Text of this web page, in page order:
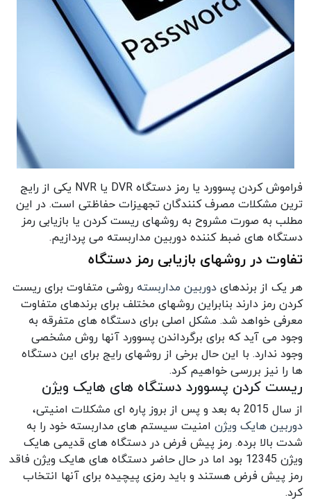
فراموش کردن پسوورد یا رمز دستگاه DVR یا NVR یکی از رایج
ترین مشکلات مصرف کنندگان تجهیزات حفاظتی است. در این
مطلب به صورت مشروح به روشهای ریست کردن یا بازیابی رمز
دستگاه های ضبط کننده دوربین مداربسته می پردازیم.
تفاوت در روشهای بازیابی رمز دستگاه
هر یک از برندهای دوربین مداربسته روشی متفاوت برای ریست
کردن رمز دارند بنابراین روشهای مختلف برای برندهای متفاوت
معرفی خواهد شد. مشکل اصلی برای دستگاه های متفرقه به
وجود می آید که برای برگرداندن پسوورد آنها روش مشخصی
وجود ندارد. با این حال برخی از روشهای رایج برای این دستگاه
ها را نیز بررسی خواهیم کرد.
ریست کردن پسوورد دستگاه های هایک ویژن
از سال 2015 به بعد و پس از بروز پاره ای مشکلات امنیتی،
دوربین هایک ویژن امنیت سیستم های مداربسته خود را به
شدت بالا برده. رمز پیش فرض در دستگاه های قدیمی هایک
ویژن 12345 بود اما در حال حاضر دستگاه های هایک ویژن فاقد
رمز پیش فرض هستند و باید رمزی پیچیده برای آنها انتخاب
کرد.